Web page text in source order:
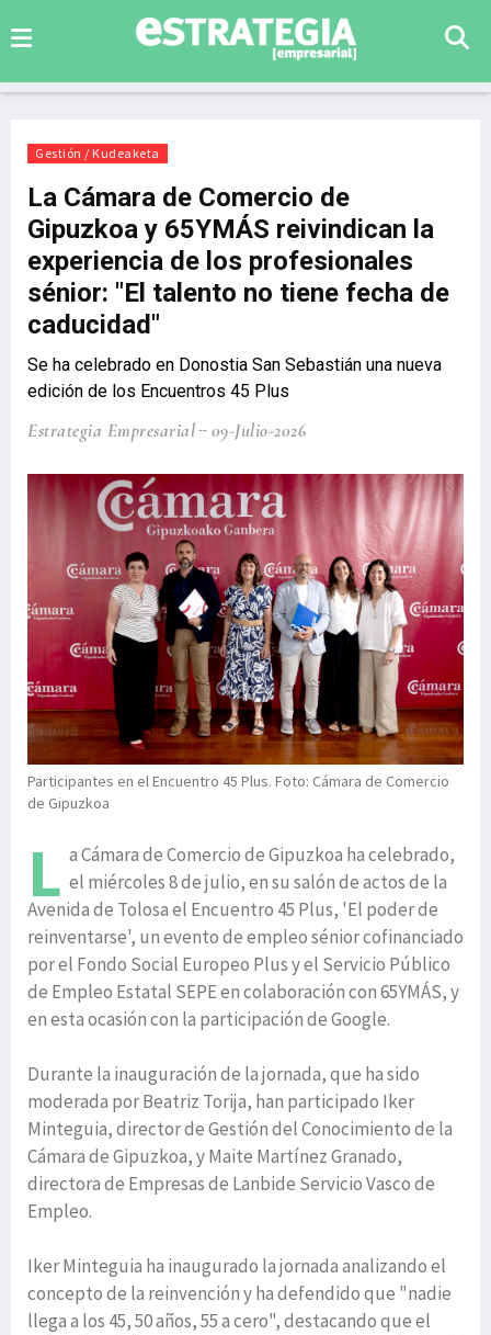
Gestión / Kudeaketa
La Cámara de Comercio de
Gipuzkoa y 65YMÁS reivindican la
experiencia de los profesionales
sénior: "El talento no tiene fecha de
caducidad"
Se ha celebrado en Donostia San Sebastián una nueva
edición de los Encuentros 45 Plus
Estrategia Empresarial 09-Julio-2026
Participantes en el Encuentro 45 Plus. Foto: Cámara de Comercio
de Gipuzkoa
L a Cámara de Comercio de Gipuzkoa ha celebrado,
el miércoles 8 de julio, en su salón de actos de la
Avenida de Tolosa el Encuentro 45 Plus, 'El poder de
reinventarse', un evento de empleo sénior cofinanciado
por el Fondo Social Europeo Plus y el Servicio Público
de Empleo Estatal SEPE en colaboración con 65YMÁS, y
en esta ocasión con la participación de Google.
Durante la inauguración de la jornada, que ha sido
moderada por Beatriz Torija, han participado Iker
Minteguia, director de Gestión del Conocimiento de la
Cámara de Gipuzkoa, y Maite Martínez Granado,
directora de Empresas de Lanbide Servicio Vasco de
Empleo.
Iker Minteguia ha inaugurado la jornada analizando el
concepto de la reinvención y ha defendido que "nadie
llega a los 45, 50 años, 55 a cero", destacando que el